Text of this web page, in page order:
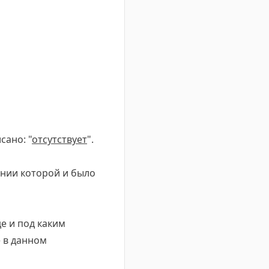
"отсутствует".
которой и было
и под каким
в данном